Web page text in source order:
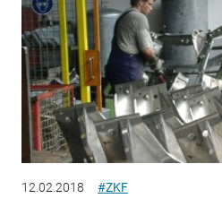
12.02.2018 #ZKF